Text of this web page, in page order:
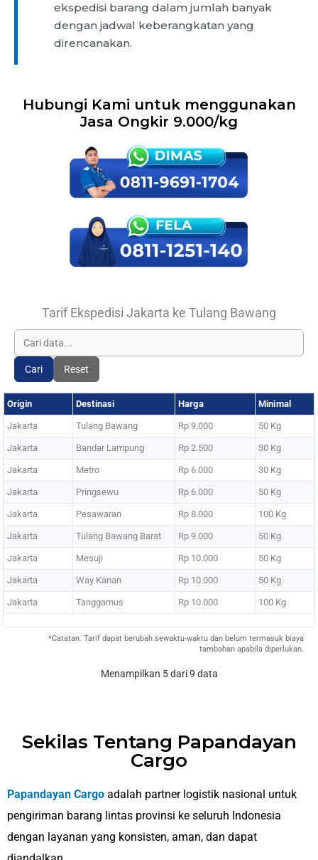
ekspedisi barang dalam jumlah banyak
dengan jadwal keberangkatan yang
direncanakan.
Hubungi Kami untuk menggunakan
Jasa Ongkir 9.000/kg
Tarif Ekspedisi Jakarta ke Tulang Bawang
Cari Reset
Origin Destinasi Harga Minimal
Jakarta Tulang Bawang Rp 9.000 50 Kg
Jakarta Bandar Lampung Rp 2.500 30 Kg
Jakarta Metro Rp 6.000 30 Kg
Jakarta Pringsewu Rp 6.000 50 Kg
Jakarta Pesawaran Rp 8.000 100 Kg
Jakarta Tulang Bawang Barat Rp 9.000 50 Kg
Jakarta Mesuji Rp 10.000 50 Kg
Jakarta Way Kanan Rp 10.000 50 Kg
Jakarta Tanggamus Rp 10.000 100 Kg
*Catatan: Tarif dapat berubah sewaktu-waktu dan belum termasuk biaya
tambahan apabila diperlukan.
Menampilkan 5 dari 9 data
Sekilas Tentang Papandayan
Cargo
Papandayan Cargo adalah partner logistik nasional untuk
pengiriman barang lintas provinsi ke seluruh Indonesia
dengan layanan yang konsisten, aman, dan dapat